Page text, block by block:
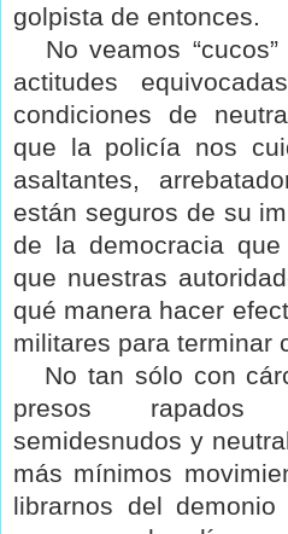
golpista de entonces.
No veamos
actitudes
condiciones de
que la policía nos
asaltantes,
están seguros de su
de la democracia
que nuestras
qué manera hacer
militares para terminar
No tan sólo con
presos rapados
semidesnudos y
más mínimos
librarnos del